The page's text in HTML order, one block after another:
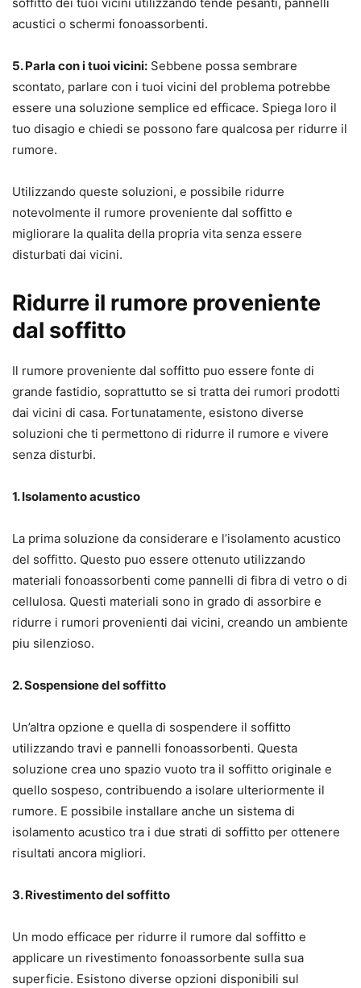
acustici o schermi fonoassorbenti.
5. Parla con i tuoi vicini: Sebbene possa sembrare
scontato, parlare con i tuoi vicini del problema potrebbe
essere una soluzione semplice ed efficace. Spiega loro il
tuo disagio e chiedi se possono fare qualcosa per ridurre il
rumore.
Utilizzando queste soluzioni, e possibile ridurre
notevolmente il rumore proveniente dal soffitto e
migliorare la qualita della propria vita senza essere
disturbati dai vicini.
Ridurre il rumore proveniente
dal soffitto
Il rumore proveniente dal soffitto puo essere fonte di
grande fastidio, soprattutto se si tratta dei rumori prodotti
dai vicini di casa. Fortunatamente, esistono diverse
soluzioni che ti permettono di ridurre il rumore e vivere
senza disturbi.
1. Isolamento acustico
La prima soluzione da considerare e l’isolamento acustico
del soffitto. Questo puo essere ottenuto utilizzando
materiali fonoassorbenti come pannelli di fibra di vetro o di
cellulosa. Questi materiali sono in grado di assorbire e
ridurre i rumori provenienti dai vicini, creando un ambiente
piu silenzioso.
2. Sospensione del soffitto
Un’altra opzione e quella di sospendere il soffitto
utilizzando travi e pannelli fonoassorbenti. Questa
soluzione crea uno spazio vuoto tra il soffitto originale e
quello sospeso, contribuendo a isolare ulteriormente il
rumore. E possibile installare anche un sistema di
isolamento acustico tra i due strati di soffitto per ottenere
risultati ancora migliori.
3. Rivestimento del soffitto
Un modo efficace per ridurre il rumore dal soffitto e
applicare un rivestimento fonoassorbente sulla sua
superficie. Esistono diverse opzioni disponibili sul